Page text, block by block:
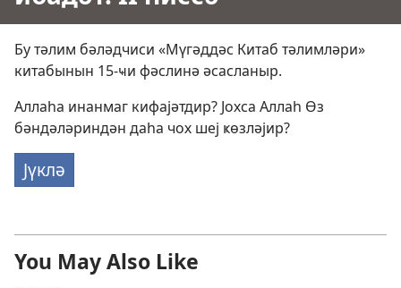
Бу тәлим бәләдчиси «Мүгәддәс Китаб тәлимләри»
китабынын 15-ҹи фәслинәәсасланыр.
Аллаһа инанмаг кифајәтдир? Јохса Аллаһ Өз
бәндәләриндән даһа чох шеј ҝөзләјир?
Јүклә
You May Also Like